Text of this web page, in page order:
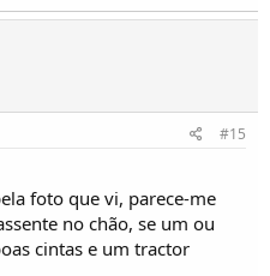
#15
foto que vi, parece-me
no chão, se um ou
cintas e um tractor